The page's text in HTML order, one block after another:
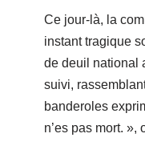
Ce jour-là, la
instant tragique
de deuil national
suivi,
banderoles
n’es pas mort. »,